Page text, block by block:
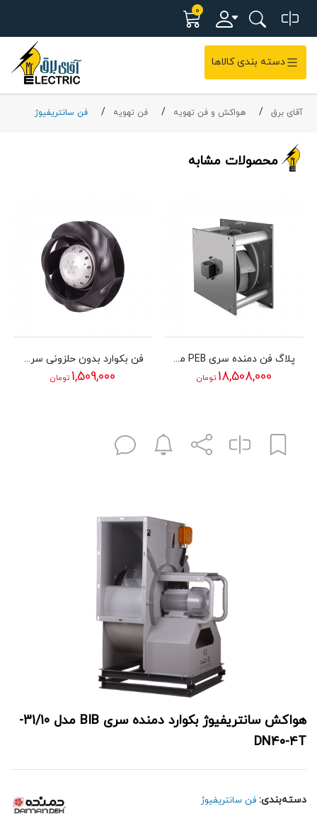
0
دسته بندی کالاها
آقای برق هواکش و فن تهویه فن تهویه فن سانتریفیوژ
محصولات مشابه
پلاگ فن دمنده سری PEB مدل 28/9G2T
18,508,000 تومان
فن بکوارد بدون حلزونی سری BEB دمنده مدل 19/4V2S
1,509,000 تومان
هواکش سانتریفیوژ بکوارد دمنده سری BIB مدل 31/10-
DN40-4T
دسته‌بندی: فن سانتریفیوژ